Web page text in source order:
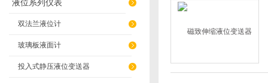
液位系列仪表
双法兰液位计
玻璃板液面计
投入式静压液位变送器